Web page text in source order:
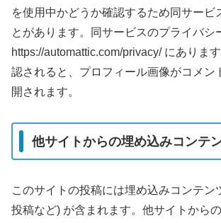
を使用中かどうか確認するため同サービ
とがあります。同サービスのプライバシ
https://automattic.com/privacy/ にありま
認されると、プロフィール画像がコメン
開されます。
他サイトからの埋め込みコンテ
このサイトの投稿には埋め込みコンテン
投稿など) が含まれます。他サイトから